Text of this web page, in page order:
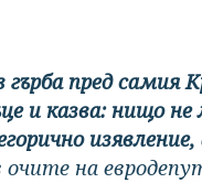
пред самия
и казва: нищо
очите на